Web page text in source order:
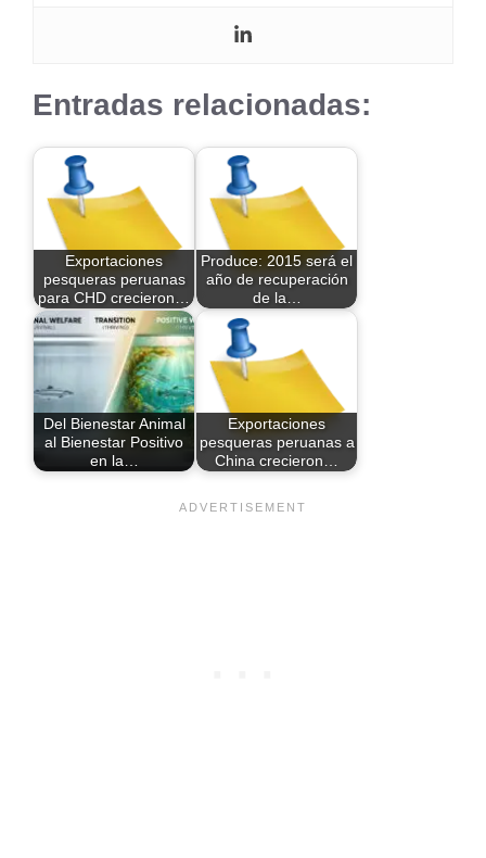
Entradas relacionadas:
Exportaciones
pesqueras peruanas
para CHD crecieron…
Produce: 2015 será el
año de recuperación
de la…
Del Bienestar Animal
al Bienestar Positivo
en la…
Exportaciones
pesqueras peruanas a
China crecieron…